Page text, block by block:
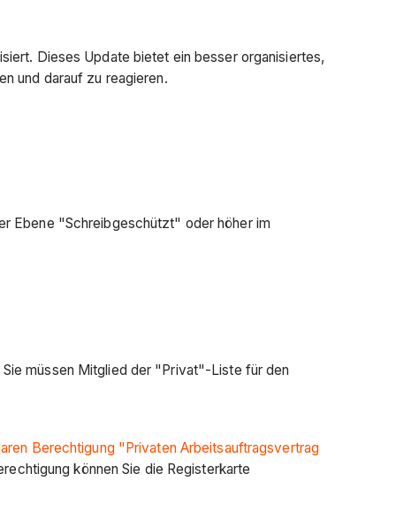
Dieses Update bietet ein besser organisiertes,
und darauf zu reagieren.
Ebene "Schreibgeschützt" oder höher im
müssen Mitglied der "Privat"-Liste für den
Berechtigung "Privaten Arbeitsauftragsvertrag
können Sie die Registerkarte